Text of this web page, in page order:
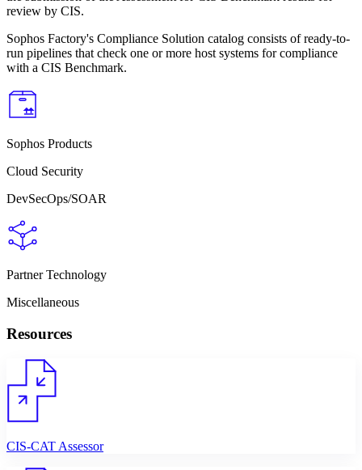
review by CIS.
Sophos Factory's Compliance Solution catalog consists of ready-to-
run pipelines that check one or more host systems for compliance
with a CIS Benchmark.
Sophos Products
Cloud Security
DevSecOps/SOAR
Partner Technology
Miscellaneous
Resources
CIS-CAT Assessor